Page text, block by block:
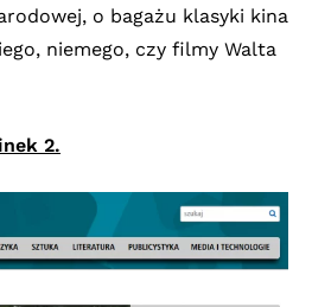
o bagażu klasyki kina
niemego, czy filmy Walta
2.